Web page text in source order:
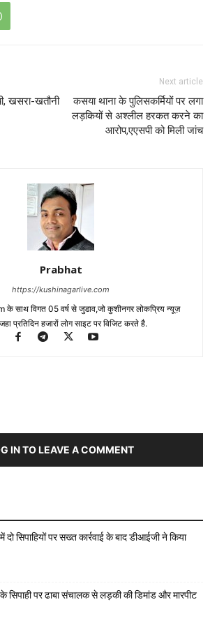
खसरा-खतौनी
Next article
कसया थाना के पुलिसकर्मियों पर लगा
लड़कियों से अश्लील हरकत करने का
आरोप,एएसपी को मिली जांच
Prabhat
https://kushinagarlive.com
के साथ विगत 05 वर्ष से जुडाव,जो कुशीनगर लोकप्रिय न्यूज़
प्रतिदिन हजारों लोग साइट पर विजिट करते है.
IN TO LEAVE A COMMENT
सिपाहियों पर सख्त कार्रवाई के बाद डीआईजी ने किया
सिपाही पर ढाबा संचालक से लड़की की डिमांड और मारपीट